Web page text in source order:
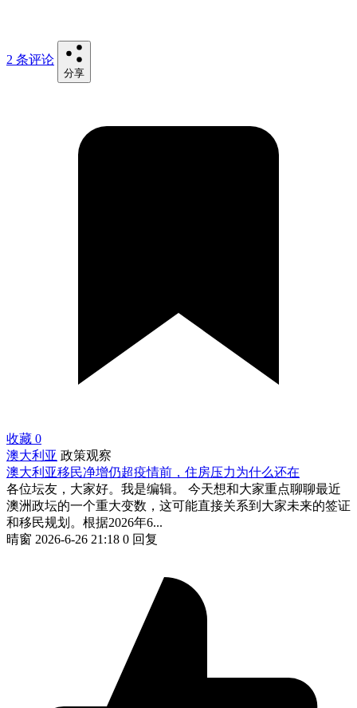
2 条评论
分享
收藏 0
澳大利亚 政策观察
澳大利亚移民净增仍超疫情前，住房压力为什么还在
各位坛友，大家好。我是编辑。 今天想和大家重点聊聊最近
澳洲政坛的一个重大变数，这可能直接关系到大家未来的签证
和移民规划。根据2026年6...
晴窗 2026-6-26 21:18 0 回复